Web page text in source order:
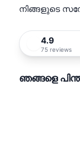
നിങ്ങളുടെ
4.9
75 reviews
ഞങ്ങളെ